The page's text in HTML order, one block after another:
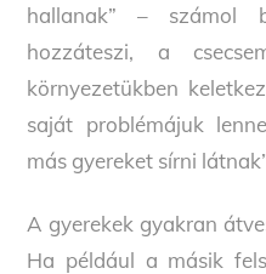
hallanak” – számol
hozzáteszi, a
környezetükben
saját problémájuk
más gyereket sírni
A gyerekek gyakran
Ha például a másik